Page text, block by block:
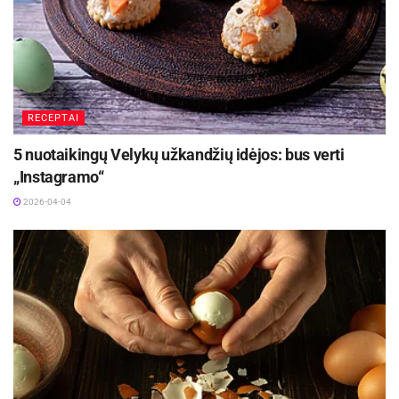
1 kg nedidelių bulvių
3 valg. š. alyvuogių aliejaus
2 ilgųjų agurkų
Saujos supjaustytų svogūnų laiškų
Saujos smulkintos kalendros
½ puodelio graikiško jogurto
2 susmulkintų skiltelių česnako
2 valg. š. sojos padažo
2 valg. š. baltojo acto
Druskos ir juodųjų pipirų pagal skonį
Gaminimo eiga
RECEPTAI
5 nuotaikingų Velykų užkandžių idėjos: bus verti
„Instagramo“
2026-04-04